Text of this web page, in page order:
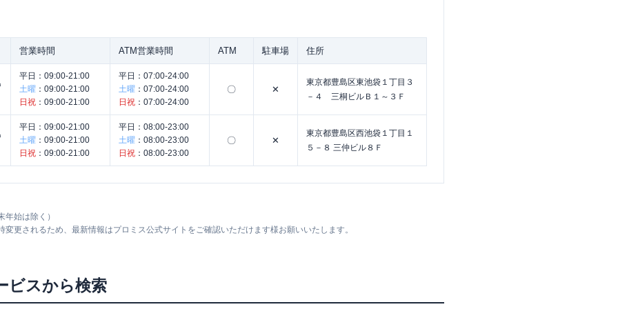
営業時間 ATM営業時間 ATM 駐車場 住所
平日： 09:00-21:00
土曜 ： 09:00-21:00
日祝 ： 09:00-21:00
平日： 07:00-24:00
土曜 ： 07:00-24:00
日祝 ： 07:00-24:00
〇 ✕
東京都豊島区東池袋１丁目３
－４ 三桐ビルＢ１～３Ｆ
平日： 09:00-21:00
土曜 ： 09:00-21:00
日祝 ： 09:00-21:00
平日： 08:00-23:00
土曜 ： 08:00-23:00
日祝 ： 08:00-23:00
〇 ✕
東京都豊島区西池袋１丁目１
５－８ 三仲ビル８Ｆ
始は除く）
変更されるため、最新情報はプロミス公式サイトをご確認いただけます様お願いいたします。
ビスから検索